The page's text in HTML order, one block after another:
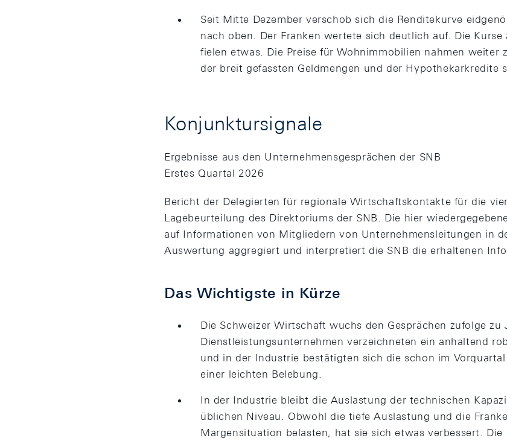
Seit Mitte Dezember verschob sich die Renditekurve
nach oben. Der Franken wertete sich deutlich auf. Die
fielen etwas. Die Preise für Wohnimmobilien nahmen weiter
der breit gefassten Geldmengen und der Hypothekarkredite
Konjunktursignale
Ergebnisse aus den Unternehmensgesprächen der SNB
Erstes Quartal 2026
Bericht der Delegierten für regionale Wirtschaftskontakte für die
Lagebeurteilung des Direktoriums der SNB. Die hier
auf Informationen von Mitgliedern von Unternehmensleitungen in
Auswertung aggregiert und interpretiert die SNB die erhaltenen
Das Wichtigste in Kürze
Die Schweizer Wirtschaft wuchs den Gesprächen zufolge zu
Dienstleistungsunternehmen verzeichneten ein anhaltend
und in der Industrie bestätigten sich die schon im
einer leichten Belebung.
In der Industrie bleibt die Auslastung der technischen
üblichen Niveau. Obwohl die tiefe Auslastung und die
Margensituation belasten, hat sie sich etwas verbessert.